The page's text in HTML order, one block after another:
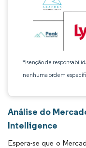
*Isenção de
nenhuma ordem
Análise do
Intelligence
Espera-se que o